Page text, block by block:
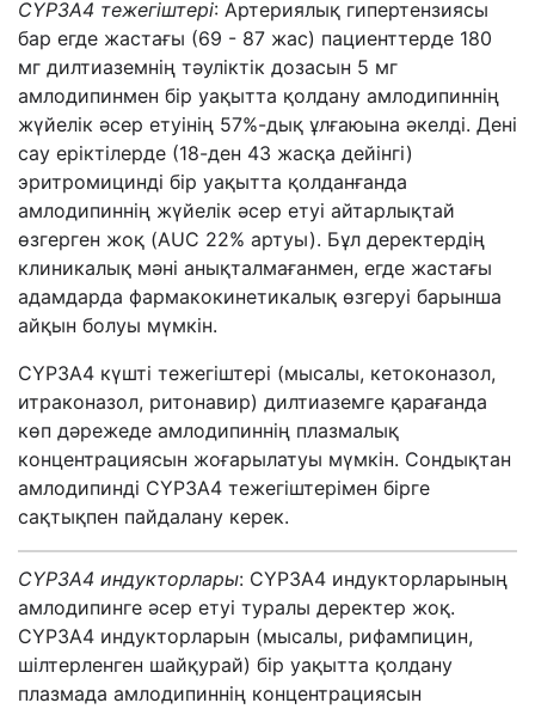
CYP3A4 тежегіштері: Артериялық гипертензиясы
бар егде жастағы (69 - 87 жас) пациенттерде 180
мг дилтиаземнің тәуліктік дозасын 5 мг
амлодипинмен бір уақытта қолдану амлодипиннің
жүйелік әсер етуінің 57%-дық ұлғаюына әкелді. Дені
сау еріктілерде (18-ден 43 жасқа дейінгі)
эритромицинді бір уақытта қолданғанда
амлодипиннің жүйелік әсер етуі айтарлықтай
өзгерген жоқ (AUC 22% артуы). Бұл деректердің
клиникалық мәні анықталмағанмен, егде жастағы
адамдарда фармакокинетикалық өзгеруі барынша
айқын болуы мүмкін.
CYP3A4 күшті тежегіштері (мысалы, кетоконазол,
итраконазол, ритонавир) дилтиаземге қарағанда
көп дәрежеде амлодипиннің плазмалық
концентрациясын жоғарылатуы мүмкін. Сондықтан
амлодипинді CYP3A4 тежегіштерімен бірге
сақтықпен пайдалану керек.
CYP3A4 индукторлары: CYP3A4 индукторларының
амлодипинге әсер етуі туралы деректер жоқ.
CYP3A4 индукторларын (мысалы, рифампицин,
шілтерленген шайқурай) бір уақытта қолдану
плазмада амлодипиннің концентрациясын